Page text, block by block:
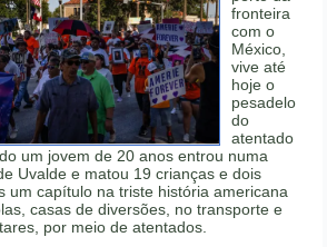
fronteira
com o
México,
vive até
hoje o
pesadelo
do
atentado
um jovem de 20 anos entrou numa
Uvalde e matou 19 crianças e dois
um capítulo na triste história americana
casas de diversões, no transporte e
por meio de atentados.